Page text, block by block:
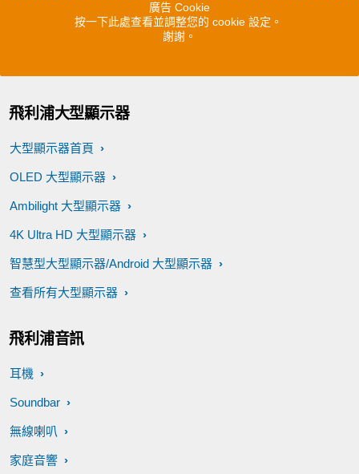
廣告 Cookie
按一下此處查看並調整您的 cookie 設定。
謝謝。
飛利浦大型顯示器
大型顯示器首頁
OLED 大型顯示器
Ambilight 大型顯示器
4K Ultra HD 大型顯示器
智慧型大型顯示器/Android 大型顯示器
查看所有大型顯示器
飛利浦音訊
耳機
Soundbar
無線喇叭
家庭音響